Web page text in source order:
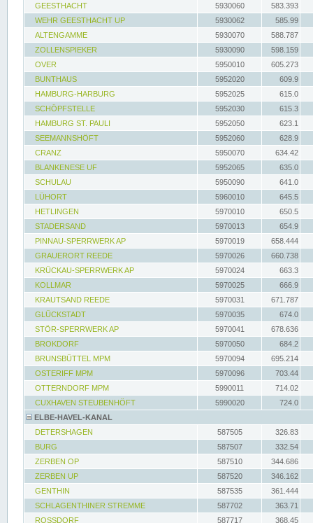
GEESTHACHT
5930060
583.393
WEHR GEESTHACHT UP
5930062
585.99
ALTENGAMME
5930070
588.787
ZOLLENSPIEKER
5930090
598.159
OVER
5950010
605.273
BUNTHAUS
5952020
609.9
HAMBURG-HARBURG
5952025
615.0
SCHÖPFSTELLE
5952030
615.3
HAMBURG ST. PAULI
5952050
623.1
SEEMANNSHÖFT
5952060
628.9
CRANZ
5950070
634.42
BLANKENESE UF
5952065
635.0
SCHULAU
5950090
641.0
LÜHORT
5960010
645.5
HETLINGEN
5970010
650.5
STADERSAND
5970013
654.9
PINNAU-SPERRWERK AP
5970019
658.444
GRAUERORT REEDE
5970026
660.738
KRÜCKAU-SPERRWERK AP
5970024
663.3
KOLLMAR
5970025
666.9
KRAUTSAND REEDE
5970031
671.787
GLÜCKSTADT
5970035
674.0
STÖR-SPERRWERK AP
5970041
678.636
BROKDORF
5970050
684.2
BRUNSBÜTTEL MPM
5970094
695.214
OSTERIFF MPM
5970096
703.44
OTTERNDORF MPM
5990011
714.02
CUXHAVEN STEUBENHÖFT
5990020
724.0
ELBE-HAVEL-KANAL
DETERSHAGEN
587505
326.83
BURG
587507
332.54
ZERBEN OP
587510
344.686
ZERBEN UP
587520
346.162
GENTHIN
587535
361.444
SCHLAGENTHINER STREMME
587702
363.71
ROSSDORF
587717 368.45